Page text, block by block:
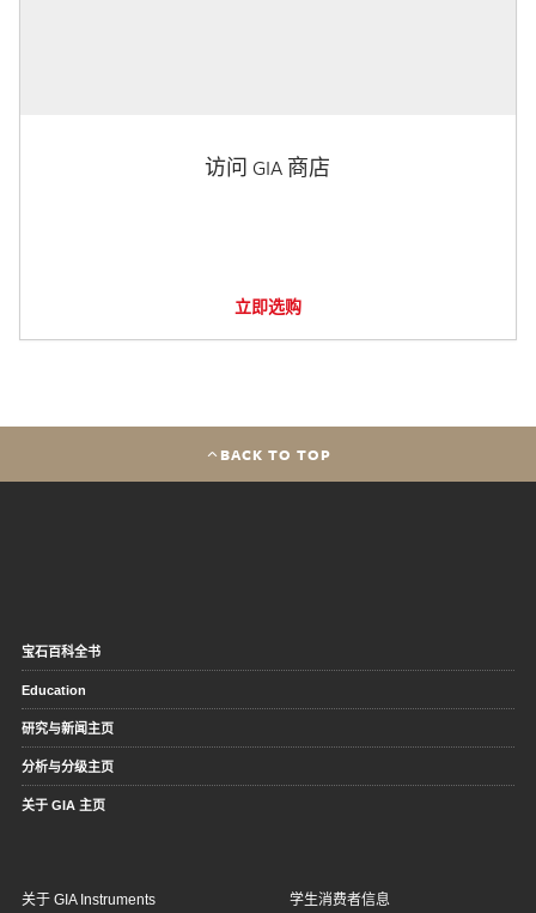
访问 GIA 商店
立即选购
BACK TO TOP
宝石百科全书
Education
研究与新闻主页
分析与分级主页
关于 GIA 主页
关于 GIA Instruments 学生消费者信息